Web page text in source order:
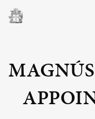
Skip